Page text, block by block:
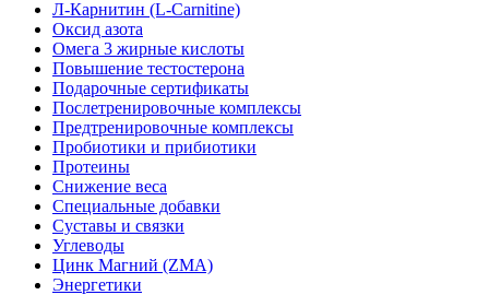
Л-Карнитин (L-Сarnitine)
Оксид азота
Омега 3 жирные кислоты
Повышение тестостерона
Подарочные сертификаты
Послетренировочные комплексы
Предтренировочные комплексы
Пробиотики и прибиотики
Протеины
Снижение веса
Специальные добавки
Суставы и связки
Углеводы
Цинк Магний (ZMA)
Энергетики